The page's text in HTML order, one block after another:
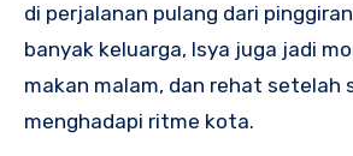
di perjalanan pulang dari
banyak keluarga, Isya juga jadi
makan malam, dan rehat setelah
menghadapi ritme kota.